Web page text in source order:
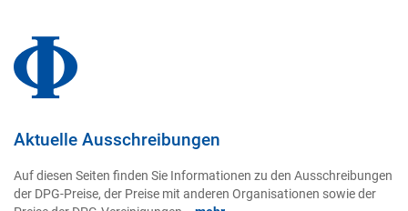
Aktuelle Ausschreibungen
Auf diesen Seiten finden Sie Informationen zu den Ausschreibungen
der DPG-Preise, der Preise mit anderen Organisationen sowie der